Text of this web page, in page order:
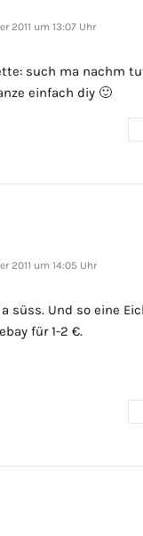
2011 um 13:07 Uhr
such ma nachm
einfach diy 🙂
2011 um 14:05 Uhr
süss. Und so eine
für 1-2 €.